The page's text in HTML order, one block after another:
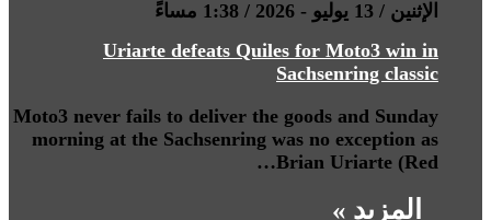
الإثنين / 13 يوليو - 2026 / 1:38 مساءً
Uriarte defeats Quiles for Moto3 win in
Sachsenring classic
Moto3 never fails to deliver the goods and Sunday
morning at the Sachsenring was no exception as
Brian Uriarte (Red…
المزيد »